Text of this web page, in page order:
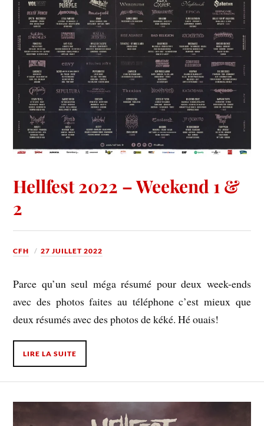
Hellfest 2022 – Weekend 1 &
2
CFH 27 JUILLET 2022
Parce qu’un seul méga résumé pour deux week-ends
avec des photos faites au téléphone c’est mieux que
deux résumés avec des photos de kéké. Hé ouais!
LIRE LA SUITE